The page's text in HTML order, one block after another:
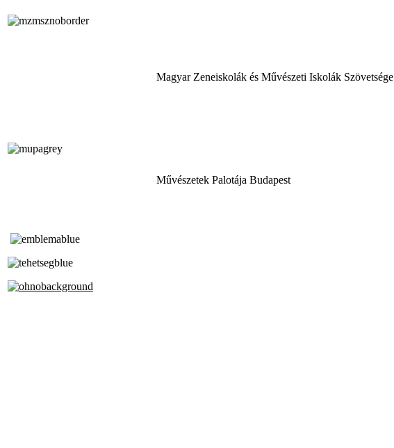
Magyar Zeneiskolák és Művészeti Iskolák Szövetsége
Művészetek Palotája Budapest